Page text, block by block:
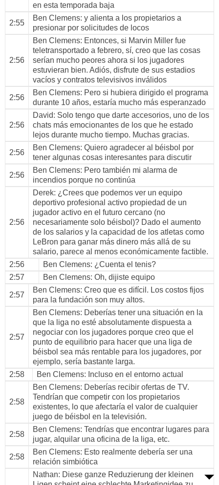
en esta temporada baja
2:55
Ben Clemens: y alienta a los propietarios a
presionar por solicitudes de locos
2:56
Ben Clemens: Entonces, si Marvin Miller fue
teletransportado a febrero, sí, creo que las cosas
serían mucho peores ahora si los jugadores
estuvieran bien. Adiós, disfrute de sus estadios
vacíos y contratos televisivos inválidos
2:56
Ben Clemens: Pero si hubiera dirigido el programa
durante 10 años, estaría mucho más esperanzado
2:56
David: Solo tengo que darte accesorios, uno de los
chats más emocionantes de los que he estado
lejos durante mucho tiempo. Muchas gracias.
2:56
Ben Clemens: Quiero agradecer al béisbol por
tener algunas cosas interesantes para discutir
2:56
Ben Clemens: Pero también mi alarma de
incendios porque no continúa
2:56
Derek: ¿Crees que podemos ver un equipo
deportivo profesional activo propiedad de un
jugador activo en el futuro cercano (no
necesariamente solo béisbol)? Dado el aumento
de los salarios y la capacidad de los atletas como
LeBron para ganar más dinero más allá de su
salario, parece al menos económicamente factible.
2:56
Ben Clemens: ¿Cuenta el tenis?
2:57
Ben Clemens: Oh, dijiste equipo
2:57
Ben Clemens: Creo que es difícil. Los costos fijos
para la fundación son muy altos.
2:57
Ben Clemens: Deberías tener una situación en la
que la liga no esté absolutamente dispuesta a
negociar con los jugadores porque creo que el
punto de equilibrio para hacer que una liga de
béisbol sea más rentable para los jugadores, por
ejemplo, sería bastante larga.
2:58
Ben Clemens: Incluso en el entorno actual
2:58
Ben Clemens: Deberías recibir ofertas de TV.
Tendrían que competir con los propietarios
existentes, lo que afectaría el valor de cualquier
juego de béisbol en la televisión.
2:58
Ben Clemens: Tendrías que encontrar lugares para
jugar, alquilar una oficina de la liga, etc.
2:58
Ben Clemens: Esto realmente debería ser una
relación simbiótica
Nathan: Diese ganze Reduzierung der kleinen